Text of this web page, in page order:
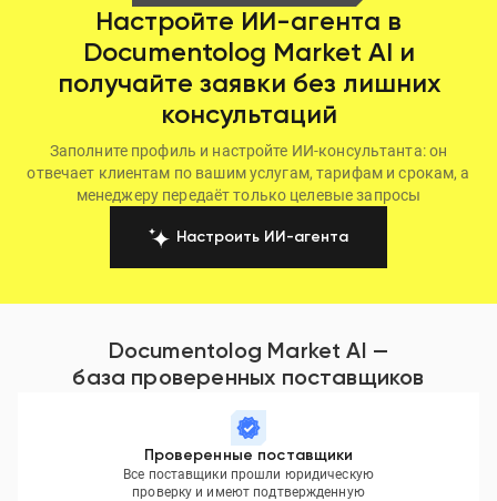
Настройте ИИ-агента в
Documentolog Market AI и
получайте заявки без лишних
консультаций
Заполните профиль и настройте ИИ-консультанта: он
отвечает клиентам по вашим услугам, тарифам и срокам, а
менеджеру передаёт только целевые запросы
Настроить ИИ-агента
Documentolog Market AI —
база проверенных поставщиков
Проверенные поставщики
Все поставщики прошли юридическую
проверку и имеют подтвержденную